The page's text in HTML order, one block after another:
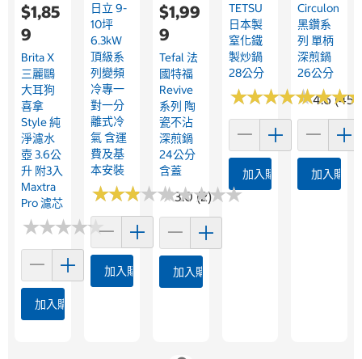
$1,85
9
Brita X
三麗鷗
大耳狗
喜拿
Style 純
淨濾水
壺 3.6公
升 附3入
Maxtra
Pro 濾芯
★★★★★
★★★★★
加入購物車
日立 9-
10坪
6.3kW
頂級系
列變頻
冷專一
對一分
離式冷
氣 含運
費及基
本安裝
★★★★★
★★★★★3.0 (2)
加入購物車
$1,99
9
Tefal 法
國特福
Revive
系列 陶
瓷不沾
深煎鍋
24公分
含蓋
★★★★★
★★★★★
加入購物車
TETSU
日本製
窒化鐵
製炒鍋
28公分
★★★★★
★★★★★4.6 (45)
加入購物車
Circulon
黑鑽系
列 單柄
深煎鍋
26公分
★★★
★★★
加入購物